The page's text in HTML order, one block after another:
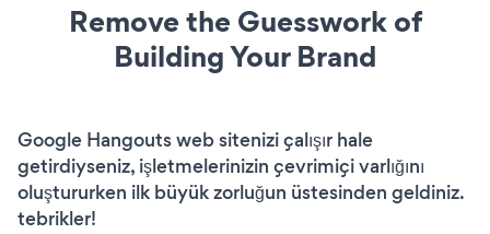
Remove the Guesswork of
Building Your Brand
Google Hangouts web sitenizi çalışır hale
getirdiyseniz, işletmelerinizin çevrimiçi varlığını
oluştururken ilk büyük zorluğun üstesinden geldiniz.
tebrikler!